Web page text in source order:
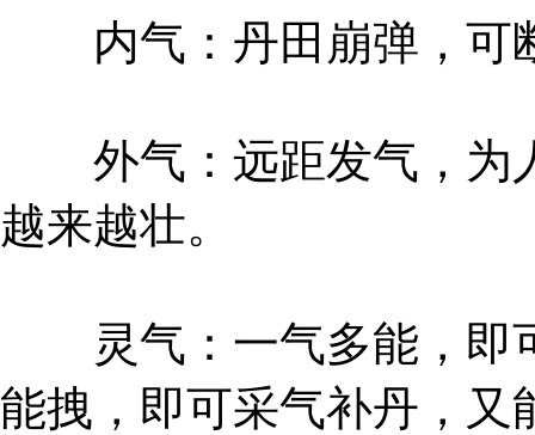
内气：丹田崩弹，可
外气：远距发气，为
越来越壮。
灵气：一气多能，即
能拽，即可采气补丹，又